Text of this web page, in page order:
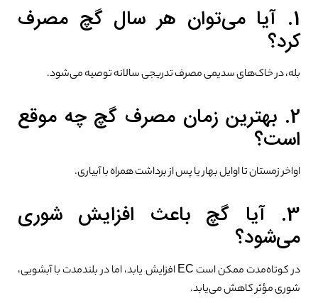
1. آیا می‌توان هر سال گچ مصرف
کرد؟
بله، در خاک‌های سدیمی مصرف تدریجی سالانه توصیه می‌شود.
2. بهترین زمان مصرف گچ چه موقع
است؟
اواخر زمستان تا اوایل بهار یا پس از برداشت همراه با آبیاری.
3. آیا گچ باعث افزایش شوری
می‌شود؟
در کوتاه‌مدت ممکن است EC افزایش یابد، اما در بلندمدت با آبشویی،
شوری مؤثر کاهش می‌یابد.